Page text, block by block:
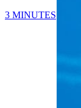
3 MINUTES